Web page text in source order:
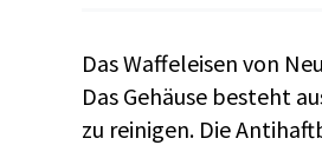
Das Waffeleisen von
Das Gehäuse besteht
zu reinigen. Die